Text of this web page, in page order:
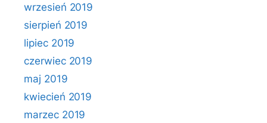
wrzesień 2019
sierpień 2019
lipiec 2019
czerwiec 2019
maj 2019
kwiecień 2019
marzec 2019